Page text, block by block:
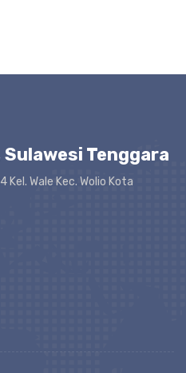
Sulawesi Tenggara
Wale Kec. Wolio Kota